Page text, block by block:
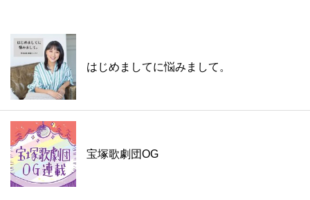
はじめましてに悩みまして。
宝塚歌劇団OG